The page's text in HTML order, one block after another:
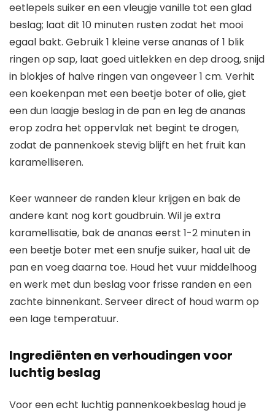
eetlepels suiker en een vleugje vanille tot een glad
beslag; laat dit 10 minuten rusten zodat het mooi
egaal bakt. Gebruik 1 kleine verse ananas of 1 blik
ringen op sap, laat goed uitlekken en dep droog, snijd
in blokjes of halve ringen van ongeveer 1 cm. Verhit
een koekenpan met een beetje boter of olie, giet
een dun laagje beslag in de pan en leg de ananas
erop zodra het oppervlak net begint te drogen,
zodat de pannenkoek stevig blijft en het fruit kan
karamelliseren.
Keer wanneer de randen kleur krijgen en bak de
andere kant nog kort goudbruin. Wil je extra
karamellisatie, bak de ananas eerst 1-2 minuten in
een beetje boter met een snufje suiker, haal uit de
pan en voeg daarna toe. Houd het vuur middelhoog
en werk met dun beslag voor frisse randen en een
zachte binnenkant. Serveer direct of houd warm op
een lage temperatuur.
Ingrediënten en verhoudingen voor
luchtig beslag
Voor een echt luchtig pannenkoekbeslag houd je